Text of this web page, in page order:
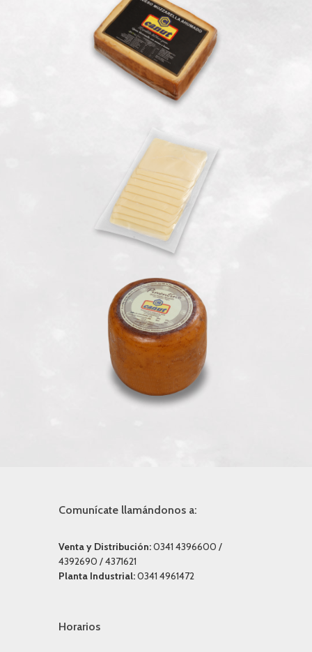
Mozzarella Trozo
Mozzarella Feteada
Pimentino Ahumado
Comunícate llamándonos a:
Venta y Distribución:0341 4396600 /
4392690 / 4371621
Planta Industrial:0341 4961472
Horarios